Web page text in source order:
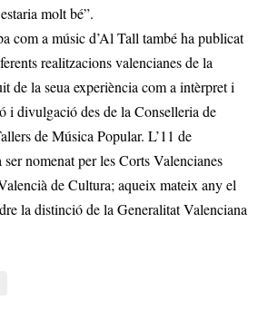
molt bé”.
com a músic d’Al Tall també ha publicat
realitzacions valencianes de la
de la seua experiència com a intèrpret i
i divulgació des de la Conselleria de
de Música Popular. L’11 de
nomenat per les Corts Valencianes
de Cultura; aqueix mateix any el
la distinció de la Generalitat Valenciana